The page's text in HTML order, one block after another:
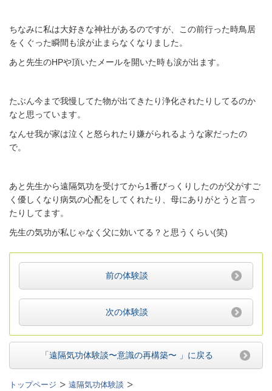
ちなみに私は大好きな神社があるのですが、この前行った時鳥居
をくぐった瞬間も涙が止まらなくなりました。
あと先生のHPや頂いたメールを開いた時も涙が出ます。
たぶん今まで我慢してた物が出てきたり浄化されたりしてるのか
なと思っています。
なんせ我が家は泣くと怒られたり嫌がられるような家だったの
で。
あと先生から遠隔気功を受けてから1番びっくりしたのが父がすご
く優しくなり病気の心配をしてくれたり、母にありがとうと言っ
たりしてます。
先生の気功が私じゃなく父に効いてる？と思うくらい(笑)
前の体験談
次の体験談
「遠隔気功体験談〜意識の再構築〜 」 に戻る
トップページ 遠隔気功体験談